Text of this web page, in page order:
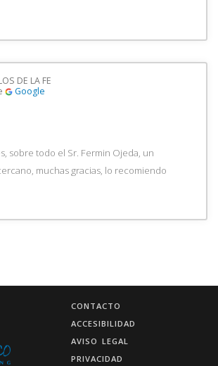
DE LA FE
Google
sobre todo el Sr. Fermin Ojeda, un
muchas gracias, lo recomiendo
CONTACTO
ACCESIBILIDAD
AVISO LEGAL
PRIVACIDAD